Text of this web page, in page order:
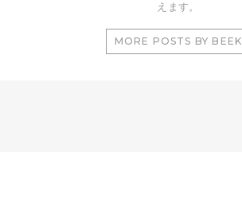
えます。
MORE POSTS BY BEEK